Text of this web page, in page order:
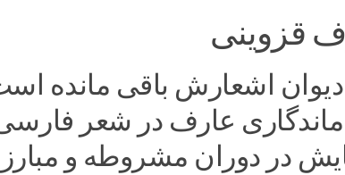
قزوینی
اشعارش باقی مانده
عارف در شعر
در دوران مشروطه و مبارزه